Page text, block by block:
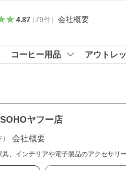
4.87（79件） 会社概要
コーヒー用品 アウトレ
SOHOヤフー店
） 会社概要
、インテリアや電子製品のアクセサリ